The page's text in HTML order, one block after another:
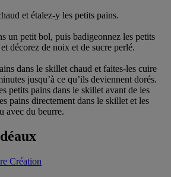
et étalez-y les petits pains.
un petit bol, puis badigeonnez les petits
décorez de noix et de sucre perlé.
dans le skillet chaud et faites-les cuire
jusqu’à ce qu’ils deviennent dorés.
petits pains dans le skillet avant de les
pains directement dans le skillet et les
avec du beurre.